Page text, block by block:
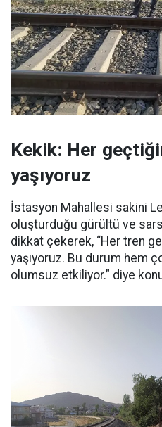
Kekik: Her
yaşıyoruz
İstasyon Mahallesi sakini
oluşturduğu gürültü ve
dikkat çekerek, “Her tren
yaşıyoruz. Bu durum hem
olumsuz etkiliyor.” diye